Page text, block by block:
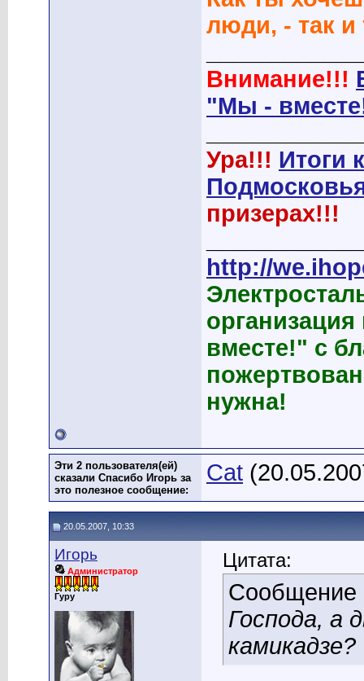
люди, - так
Внимание!!!
"Мы -
Ура!!! Итоги
призерах!!!
http://
вместе!" с
нужна!
Эти 2 пользователя(ей)
сказали Спасибо Игорь за
это полезное сообщение:
Cat
20.05.2007, 10:33
Игорь
Администратор
Гуру
Цитата:
Сообщение
Господа, а
камикадзе?